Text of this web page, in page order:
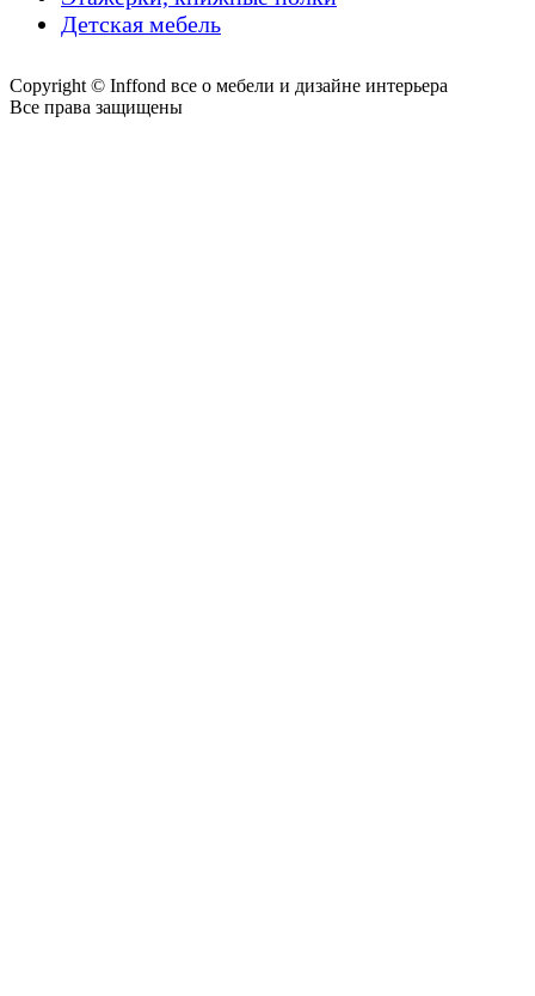
Детская мебель
Copyright © Inffond все о мебели и дизайне интерьера
Все права защищены